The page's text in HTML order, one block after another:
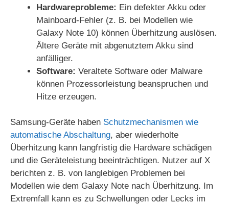
Hardwareprobleme: Ein defekter Akku oder
Mainboard-Fehler (z. B. bei Modellen wie
Galaxy Note 10) können Überhitzung auslösen.
Ältere Geräte mit abgenutztem Akku sind
anfälliger.
Software: Veraltete Software oder Malware
können Prozessorleistung beanspruchen und
Hitze erzeugen.
Samsung-Geräte haben Schutzmechanismen wie
automatische Abschaltung, aber wiederholte
Überhitzung kann langfristig die Hardware schädigen
und die Geräteleistung beeinträchtigen. Nutzer auf X
berichten z. B. von langlebigen Problemen bei
Modellen wie dem Galaxy Note nach Überhitzung. Im
Extremfall kann es zu Schwellungen oder Lecks im